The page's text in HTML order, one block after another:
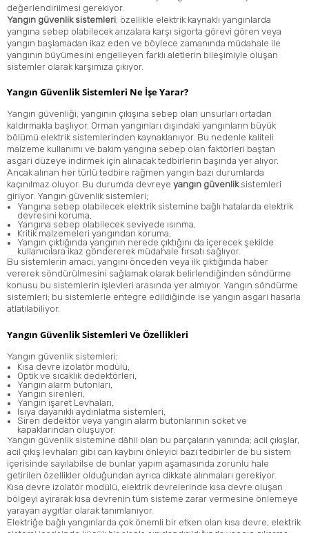
değerlendirilmesi gerekiyor.
Yangın güvenlik sistemleri; özellikle elektrik kaynaklı yangınlarda
yangına sebep olabilecek arızalara karşı sigorta görevi gören veya
yangın başlamadan ikaz eden ve böylece zamanında müdahale ile
yangının büyümesini engelleyen farklı aletlerin bileşimiyle oluşan
sistemler olarak karşımıza çıkıyor.
Yangın Güvenlik Sistemleri Ne İşe Yarar?
Yangın güvenliği; yangının çıkışına sebep olan unsurları ortadan
kaldırmakla başlıyor. Orman yangınları dışındaki yangınların büyük
bölümü elektrik sistemlerinden kaynaklanıyor. Bu nedenle kaliteli
malzeme kullanımı ve bakım yangına sebep olan faktörleri baştan
asgari düzeye indirmek için alınacak tedbirlerin başında yer alıyor.
Ancak alınan her türlü tedbire rağmen yangın bazı durumlarda
kaçınılmaz oluyor. Bu durumda devreye yangın güvenliksistemleri
giriyor. Yangın güvenlik sistemleri;
Yangına sebep olabilecek elektrik sistemine bağlı hatalarda elektrik
devresini koruma,
Yangına sebep olabilecek seviyede ısınma,
Kritik malzemeleri yangından koruma,
Yangın çıktığında yangının nerede çıktığını da içerecek şekilde
kullanıcılara ikaz göndererek müdahale fırsatı sağlıyor.
Bu sistemlerin amacı, yangını önceden veya ilk çıktığında haber
vererek söndürülmesini sağlamak olarak belirlendiğinden söndürme
konusu bu sistemlerin işlevleri arasında yer almıyor. Yangın söndürme
sistemleri; bu sistemlerle entegre edildiğinde ise yangın asgari hasarla
atlatılabiliyor.
Yangın Güvenlik Sistemleri Ve Özellikleri
Yangın güvenlik sistemleri;
Kısa devre izolatör modülü,
Optik ve sıcaklık dedektörleri,
Yangın alarm butonları,
Yangın sirenleri,
Yangın işaret Levhaları,
Isıya dayanıklı aydınlatma sistemleri,
Siren dedektör veya yangın alarm butonlarının soket ve
kapaklarından oluşuyor.
Yangın güvenlik sistemine dâhil olan bu parçaların yanında; acil çıkışlar,
acil çıkış levhaları gibi can kaybını önleyici bazı tedbirler de bu sistem
içerisinde sayılabilse de bunlar yapım aşamasında zorunlu hale
getirilen özellikler olduğundan ayrıca dikkate alınmaları gerekiyor.
Kısa devre izolatör modülü, elektrik devrelerinde kısa devre oluşan
bölgeyi ayırarak kısa devrenin tüm sisteme zarar vermesine önlemeye
yarayan aygıtlar olarak tanımlanıyor.
Elektriğe bağlı yangınlarda çok önemli bir etken olan kısa devre, elektrik